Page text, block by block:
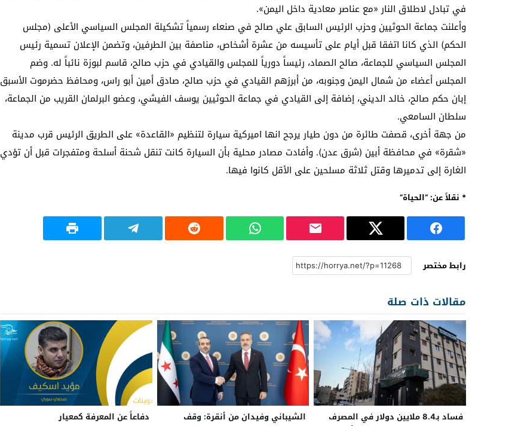
في تبادل لاطلاق النار «مع عناصر معادية داخل اليمن».
وأعلنت جماعة الحوثيين وحزب الرئيس السابق علي صالح في صنعاء رسمياً تشكيلة المجلس السياسي الأعلى (مجلس
الحكم) الذي كانا اتفقا قبل أيام على تأسيسه من عشرة أشخاص، مناصفة بين الطرفين، وتضمن الإعلان تسمية رئيس
المجلس السياسي للجماعة، صالح الصماد، رئيساً دورياً للمجلس والقيادي في حزب صالح، قاسم لبوزة نائباً له. وضم
المجلس أعضاء من شمال اليمن وجنوبه، من أبرزهم القيادي في حزب صالح، صادق أمين أبو راس، ومحافظ حضرموت الأسبق
إبان حكم صالح، خالد الديني، إضافة إلى القيادي في جماعة الحوثيين يوسف الفيشي، وعضو البرلمان القريب من الجماعة،
سلطان السامعي.
من جهة أخرى، قصفت طائرة من دون طيار يرجح انها اميركية سيارة لتنظيم «القاعدة» على الطريق الرئيس قرب مدينة
«شقرة» في محافظة أبين (شرق عدن). وأفادت مصادر محلية بأن السيارة كانت تنقل شحنة أسلحة ومتفجرات قبل أن تؤدي
الغارة إلى تدميرها وقتل ثلاثة مسلحين على الأقل كانوا فيها.
* نقلاً عن: “الحياة”
رابط مختصر
مقالات ذات صلة
فساد بـ8.4 ملايين دولار في المصرف
الشيباني وفيدان من أنقرة: وقف
دفاعاً عن المعرفة كمعيار